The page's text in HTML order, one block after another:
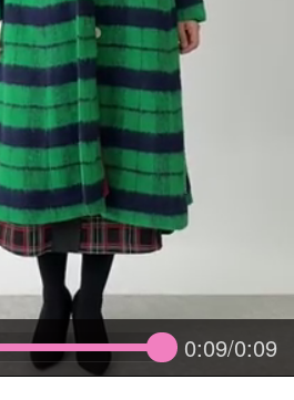
0:09/0:09